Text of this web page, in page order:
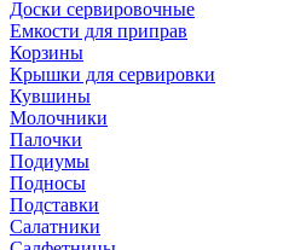
Доски сервировочные
Емкости для приправ
Корзины
Крышки для сервировки
Кувшины
Молочники
Палочки
Подиумы
Подносы
Подставки
Салатники